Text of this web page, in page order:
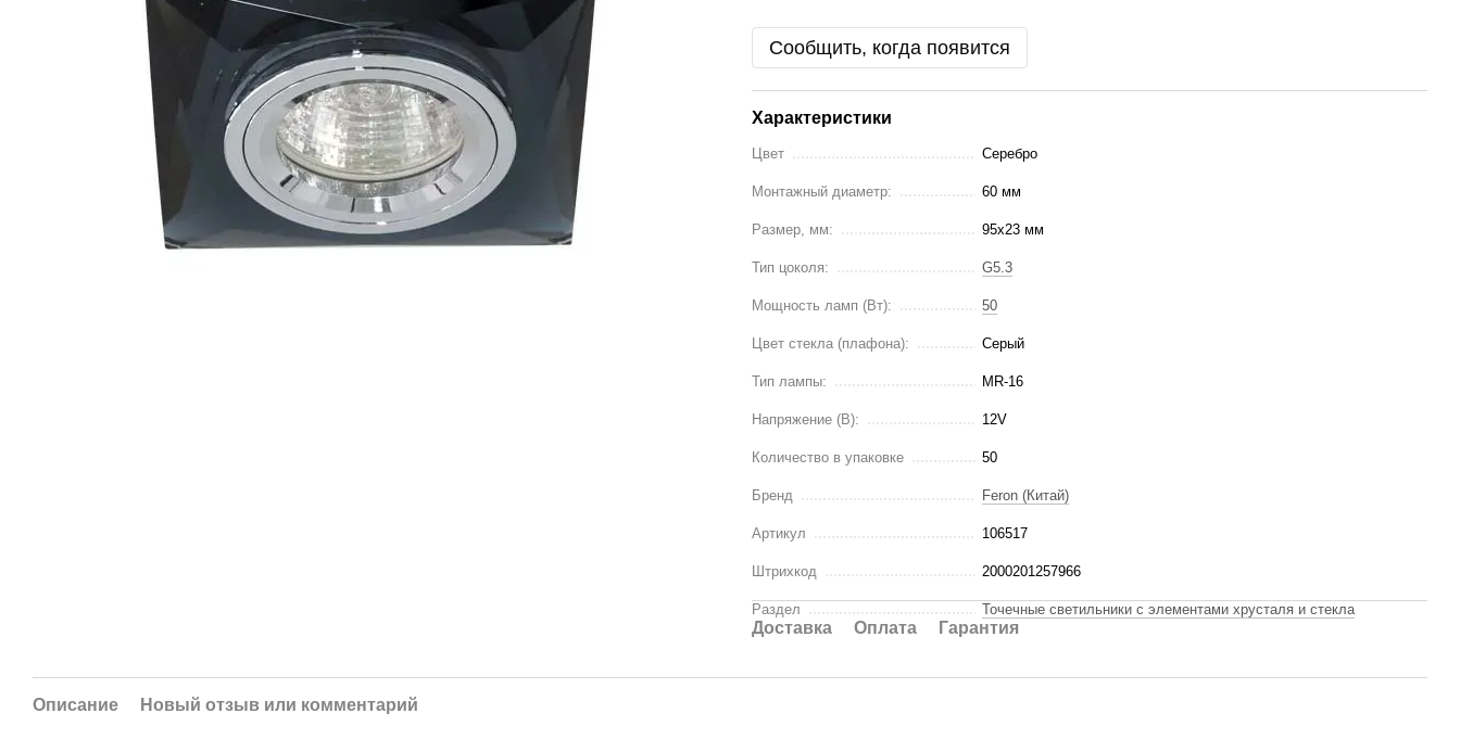
Сообщить, когда появится
Характеристики
Цвет Серебро
Монтажный диаметр: 60 мм
Размер, мм: 95х23 мм
Тип цоколя: G5.3
Мощность ламп (Вт): 50
Цвет стекла (плафона): Серый
Тип лампы: MR-16
Напряжение (В): 12V
Количество в упаковке 50
Бренд Feron (Китай)
Артикул 106517
Штрихкод 2000201257966
Раздел Точечные светильники с элементами хрусталя и стекла
Доставка Оплата Гарантия
Описание Новый отзыв или комментарий